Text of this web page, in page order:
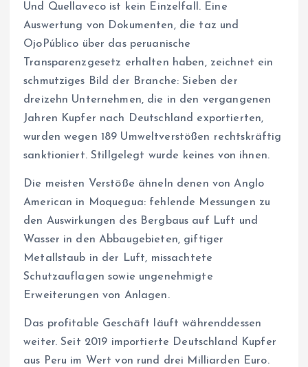
Und Quellaveco ist kein Einzelfall. Eine
Auswertung von Dokumenten, die taz und
OjoPúblico über das peruanische
Transparenzgesetz erhalten haben, zeichnet ein
schmutziges Bild der Branche: Sieben der
dreizehn Unternehmen, die in den vergangenen
Jahren Kupfer nach Deutschland exportierten,
wurden wegen 189 Umweltverstößen rechtskräftig
sanktioniert. Stillgelegt wurde keines von ihnen.
Die meisten Verstöße ähneln denen von Anglo
American in Moquegua: fehlende Messungen zu
den Auswirkungen des Bergbaus auf Luft und
Wasser in den Abbaugebieten, giftiger
Metallstaub in der Luft, missachtete
Schutzauflagen sowie ungenehmigte
Erweiterungen von Anlagen.
Das profitable Geschäft läuft währenddessen
weiter. Seit 2019 importierte Deutschland Kupfer
aus Peru im Wert von rund drei Milliarden Euro.